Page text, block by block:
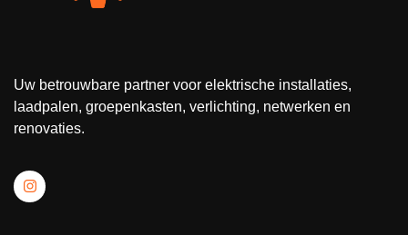
Uw betrouwbare partner voor elektrische installaties,
laadpalen, groepenkasten, verlichting, netwerken en
renovaties.